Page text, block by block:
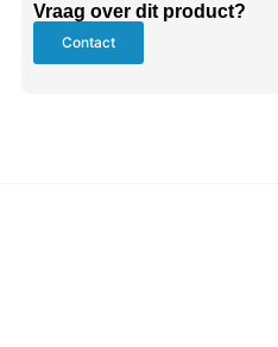
Vraag over dit product?
Contact